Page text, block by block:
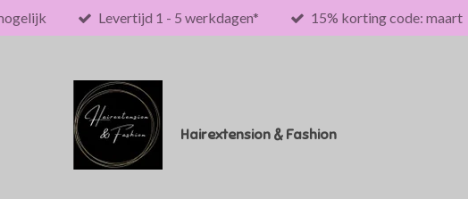
Levertijd 1 - 5 werkdagen* 15% korting code: maart
Hairextension & Fashion